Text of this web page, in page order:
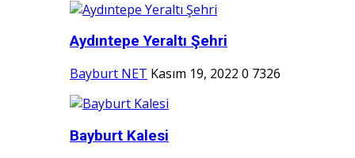
Aydıntepe Yeraltı Şehri
Bayburt NET Kasım 19, 2022 0 7326
Bayburt Kalesi